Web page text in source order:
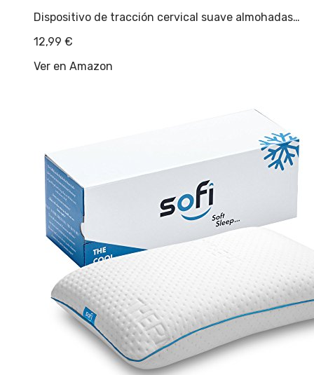
Dispositivo de tracción cervical suave almohadas…
12,99 €
Ver en Amazon